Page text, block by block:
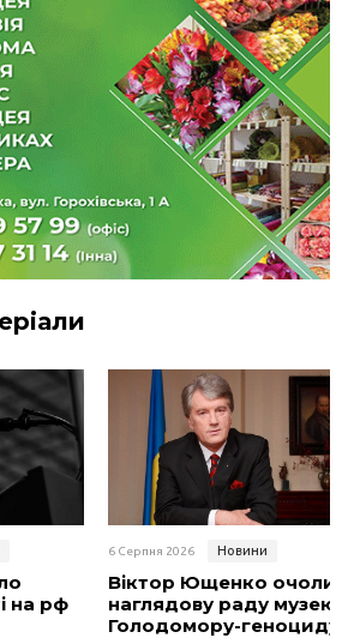
на рф
6 Серпня 2026 Новини
Віктор Ющенко очолив
наглядову раду музею
Голодомору-геноциду